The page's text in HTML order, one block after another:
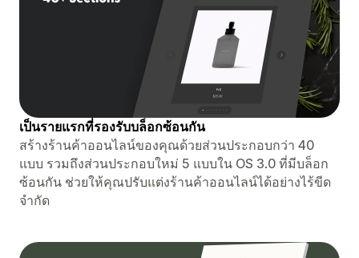
เป็นรายแรกที่รองรับบล็อกซ้อนกัน
สร้างร้านค้าออนไลน์ของคุณด้วยส่วนประกอบกว่า 40
แบบ รวมถึงส่วนประกอบใหม่ 5 แบบใน OS 3.0 ที่มีบล็อก
ซ้อนกัน ช่วยให้คุณปรับแต่งร้านค้าออนไลน์ได้อย่างไร้ขีด
จำกัด